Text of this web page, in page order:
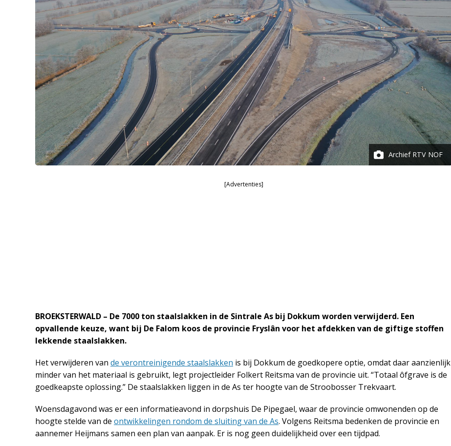
Archief RTV NOF
[Advertenties]
BROEKSTERWALD – De 7000 ton staalslakken in de Sintrale As bij Dokkum worden verwijderd. Een
opvallende keuze, want bij De Falom koos de provincie Fryslân voor het afdekken van de giftige stoffen
lekkende staalslakken.
Het verwijderen van de verontreinigende staalslakken is bij Dokkum de goedkopere optie, omdat daar aanzienlijk
minder van het materiaal is gebruikt, legt projectleider Folkert Reitsma van de provincie uit. “Totaal ôfgrave is de
goedkeapste oplossing.” De staalslakken liggen in de As ter hoogte van de Stroobosser Trekvaart.
Woensdagavond was er een informatieavond in dorpshuis De Pipegael, waar de provincie omwonenden op de
hoogte stelde van de ontwikkelingen rondom de sluiting van de As. Volgens Reitsma bedenken de provincie en
aannemer Heijmans samen een plan van aanpak. Er is nog geen duidelijkheid over een tijdpad.